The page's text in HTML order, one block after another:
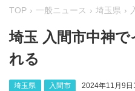
TOP 一般ニュース 埼玉県
埼玉 入間市中神
れる
埼玉県 入間市 2024年11月9日